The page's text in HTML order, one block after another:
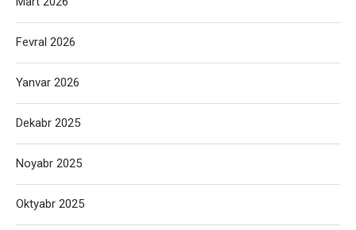
Fevral 2026
Yanvar 2026
Dekabr 2025
Noyabr 2025
Oktyabr 2025